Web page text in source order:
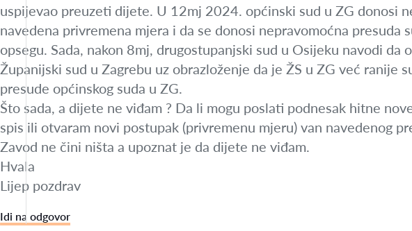
uspijevao preuzeti dijete. U 12mj 2024. općinski sud u ZG donosi
navedena privremena mjera i da se donosi nepravomoćna presuda
opsegu. Sada, nakon 8mj, drugostupanjski sud u Osijeku navodi da
Županijski sud u Zagrebu uz obrazloženje da je ŽS u ZG već ranije
presude općinskog suda u ZG.
Što sada, a dijete ne viđam ? Da li mogu poslati podnesak hitne
spis ili otvaram novi postupak (privremenu mjeru) van navedenog
Zavod ne čini ništa a upoznat je da dijete ne viđam.
Hvala
Lijep pozdrav
Idi na odgovor